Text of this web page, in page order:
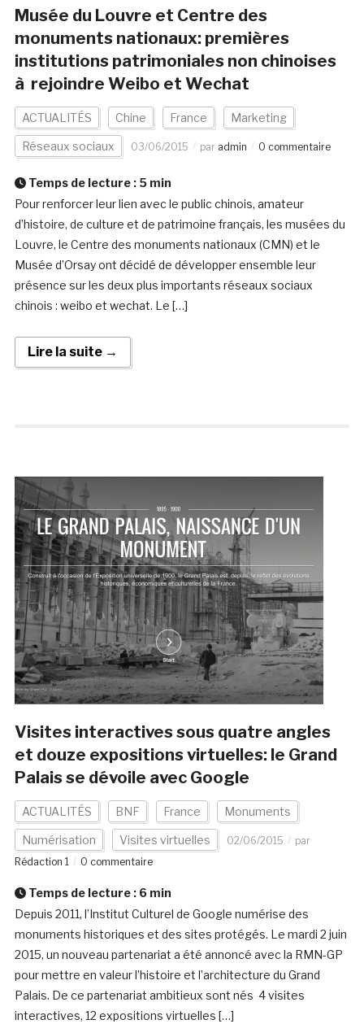
Musée du Louvre et Centre des
monuments nationaux: premières
institutions patrimoniales non chinoises
à rejoindre Weibo et Wechat
ACTUALITÉS Chine France Marketing
Réseaux sociaux 03/06/2015 par admin 0 commentaire
Temps de lecture : 5 min
Pour renforcer leur lien avec le public chinois, amateur
d’histoire, de culture et de patrimoine français, les musées du
Louvre, le Centre des monuments nationaux (CMN) et le
Musée d’Orsay ont décidé de développer ensemble leur
présence sur les deux plus importants réseaux sociaux
chinois : weibo et wechat. Le […]
Lire la suite →
Visites interactives sous quatre angles
et douze expositions virtuelles: le Grand
Palais se dévoile avec Google
ACTUALITÉS BNF France Monuments
Numérisation Visites virtuelles 02/06/2015
par
Rédaction 1
0 commentaire
Temps de lecture : 6 min
Depuis 2011, l’Institut Culturel de Google numérise des
monuments historiques et des sites protégés. Le mardi 2 juin
2015, un nouveau partenariat a été annoncé avec la RMN-GP
pour mettre en valeur l’histoire et l’architecture du Grand
Palais. De ce partenariat ambitieux sont nés 4 visites
interactives, 12 expositions virtuelles […]